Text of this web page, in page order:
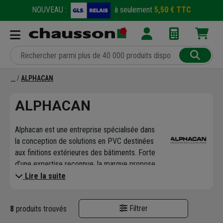
NOUVEAU : à seulement 5,50 € TTC
ALPHACAN
ALPHACAN
Alphacan est une entreprise spécialisée dans
la conception de solutions en PVC destinées
aux finitions extérieures des bâtiments. Forte
d’une expertise reconnue, la marque propose
une large gamme de produits conçus pour
bâtiment, qu’il s’agisse de rénovation ou de
construction neuve. Avec des matériaux
Lire la suite
8 produits trouvés Filtrer